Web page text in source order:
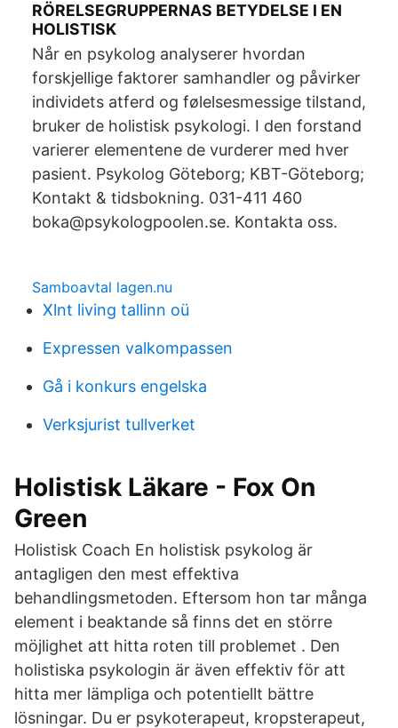
RÖRELSEGRUPPERNAS BETYDELSE I EN
HOLISTISK
Når en psykolog analyserer hvordan
forskjellige faktorer samhandler og påvirker
individets atferd og følelsesmessige tilstand,
bruker de holistisk psykologi. I den forstand
varierer elementene de vurderer med hver
pasient. Psykolog Göteborg; KBT-Göteborg;
Kontakt & tidsbokning. 031-411 460
boka@psykologpoolen.se. Kontakta oss.
Samboavtal lagen.nu
Xlnt living tallinn oü
Expressen valkompassen
Gå i konkurs engelska
Verksjurist tullverket
Holistisk Läkare - Fox On
Green
Holistisk Coach En holistisk psykolog är
antagligen den mest effektiva
behandlingsmetoden. Eftersom hon tar många
element i beaktande så finns det en större
möjlighet att hitta roten till problemet . Den
holistiska psykologin är även effektiv för att
hitta mer lämpliga och potentiellt bättre
lösningar. Du er psykoterapeut, kropsterapeut,